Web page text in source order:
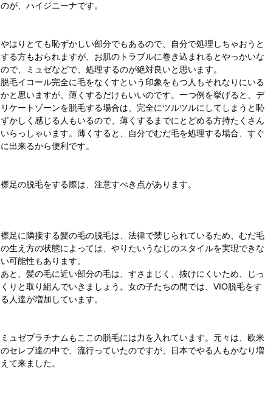
のが、ハイジニーナです。
やはりとても恥ずかしい部分でもあるので、自分で処理しちゃおうと
する方もおられますが、お肌のトラブルに巻き込まれるとやっかいな
ので、ミュゼなどで、処理するのが絶対良いと思います。
脱毛イコール完全に毛をなくすという印象をもつ人もそれなりにいる
かと思いますが、薄くするだけもいいのです。一つ例を挙げると、デ
リケートゾーンを脱毛する場合は、完全にツルツルにしてしまうと恥
ずかしく感じる人もいるので、薄くするまでにとどめる方持たくさん
いらっしゃいます。薄くすると、自分でむだ毛を処理する場合、すぐ
に出来るから便利です。
襟足の脱毛をする際は、注意すべき点があります。
襟足に隣接する髪の毛の脱毛は、法律で禁じられているため、むだ毛
の生え方の状態によっては、やりたいうなじのスタイルを実現できな
い可能性もあります。
あと、髪の毛に近い部分の毛は、すさまじく、抜けにくいため、じっ
くりと取り組んでいきましょう。女の子たちの間では、VIO脱毛をす
る人達が増加しています。
ミュゼプラチナムもここの脱毛には力を入れています。元々は、欧米
のセレブ達の中で、流行っていたのですが、日本でやる人もかなり増
えて来ました。